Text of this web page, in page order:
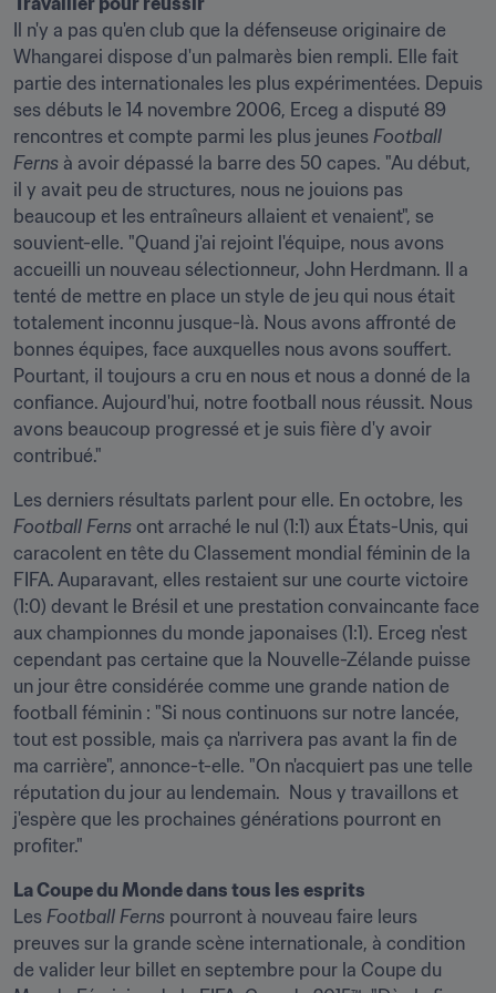
Il n'y a pas qu'en club que la défenseuse originaire de
Whangarei dispose d'un palmarès bien rempli. Elle fait
partie des internationales les plus expérimentées. Depuis
ses débuts le 14 novembre 2006, Erceg a disputé 89
rencontres et compte parmi les plus jeunes Football
Ferns à avoir dépassé la barre des 50 capes. "Au début,
il y avait peu de structures, nous ne jouions pas
beaucoup et les entraîneurs allaient et venaient", se
souvient-elle. "Quand j'ai rejoint l'équipe, nous avons
accueilli un nouveau sélectionneur, John Herdmann. Il a
tenté de mettre en place un style de jeu qui nous était
totalement inconnu jusque-là. Nous avons affronté de
bonnes équipes, face auxquelles nous avons souffert.
Pourtant, il toujours a cru en nous et nous a donné de la
confiance. Aujourd'hui, notre football nous réussit. Nous
avons beaucoup progressé et je suis fière d'y avoir
contribué."
Football Ferns ont arraché le nul (1:1) aux États-Unis, qui
caracolent en tête du Classement mondial féminin de la
FIFA. Auparavant, elles restaient sur une courte victoire
(1:0) devant le Brésil et une prestation convaincante face
aux championnes du monde japonaises (1:1). Erceg n'est
cependant pas certaine que la Nouvelle-Zélande puisse
un jour être considérée comme une grande nation de
football féminin : "Si nous continuons sur notre lancée,
tout est possible, mais ça n'arrivera pas avant la fin de
ma carrière", annonce-t-elle. "On n'acquiert pas une telle
réputation du jour au lendemain.  Nous y travaillons et
j'espère que les prochaines générations pourront en
profiter."
La Coupe du Monde dans tous les esprits
Les Football Ferns pourront à nouveau faire leurs
preuves sur la grande scène internationale, à condition
de valider leur billet en septembre pour la Coupe du